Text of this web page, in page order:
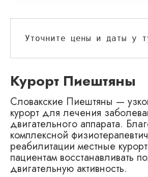
Уточните цены и даты у
Курорт Пиештяны
Словакские Пиештяны —
курорт для лечения
двигательного аппарата.
комплексной
реабилитации местные
пациентам восстанавливать
двигательную активность.